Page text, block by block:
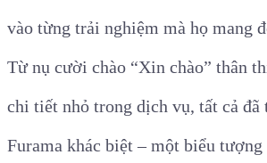
vào từng trải nghiệm mà họ mang
Từ nụ cười chào “Xin chào” thân
chi tiết nhỏ trong dịch vụ, tất cả đã
Furama khác biệt – một biểu tượng